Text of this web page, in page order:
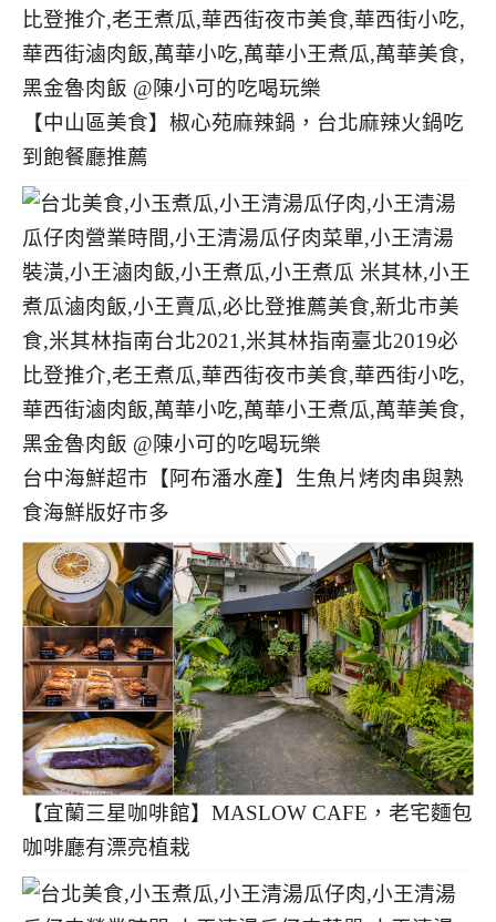
【中山區美食】椒心苑麻辣鍋，台北麻辣火鍋吃
到飽餐廳推薦
台中海鮮超市【阿布潘水產】生魚片烤肉串與熟
食海鮮版好市多
【宜蘭三星咖啡館】MASLOW CAFE，老宅麵包
咖啡廳有漂亮植栽